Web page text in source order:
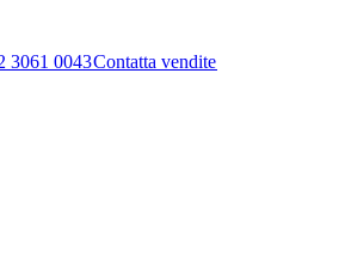
3061 0043​​Contatta vendite​​